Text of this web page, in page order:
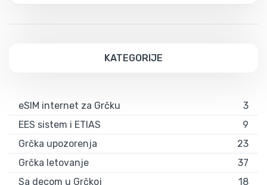
KATEGORIJE
eSIM internet za Grčku
3
EES sistem i ETIAS
9
Grčka upozorenja
23
Grčka letovanje
37
Sa decom u Grčkoj
18